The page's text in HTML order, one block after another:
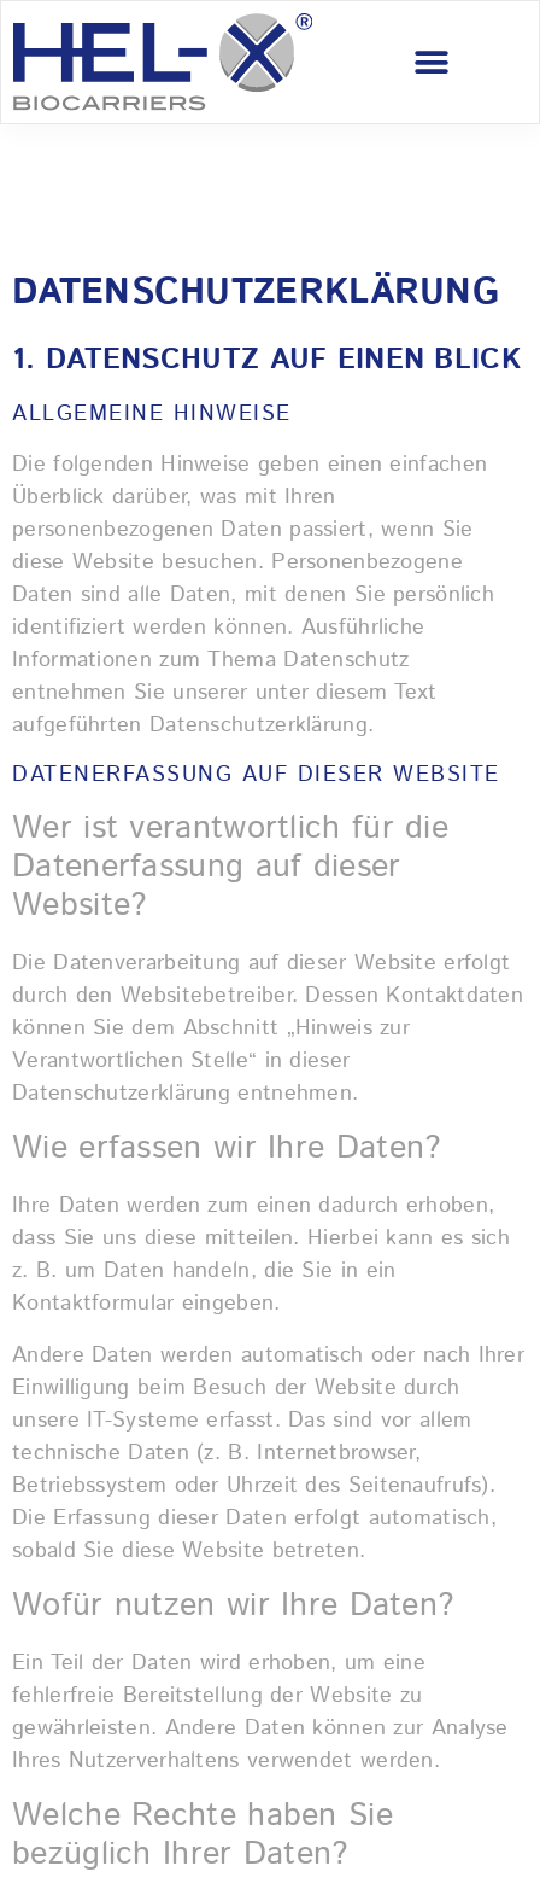
DATENSCHUTZ­ERKLÄRUNG
1. DATENSCHUTZ AUF EINEN BLICK
ALLGEMEINE HINWEISE
Die folgenden Hinweise geben einen einfachen
Überblick darüber, was mit Ihren
personenbezogenen Daten passiert, wenn Sie
diese Website besuchen. Personenbezogene
Daten sind alle Daten, mit denen Sie persönlich
identifiziert werden können. Ausführliche
Informationen zum Thema Datenschutz
entnehmen Sie unserer unter diesem Text
aufgeführten Datenschutzerklärung.
DATENERFASSUNG AUF DIESER WEBSITE
Wer ist verantwortlich für die
Datenerfassung auf dieser
Website?
Die Datenverarbeitung auf dieser Website erfolgt
durch den Websitebetreiber. Dessen Kontaktdaten
können Sie dem Abschnitt „Hinweis zur
Verantwortlichen Stelle“ in dieser
Datenschutzerklärung entnehmen.
Wie erfassen wir Ihre Daten?
Ihre Daten werden zum einen dadurch erhoben,
dass Sie uns diese mitteilen. Hierbei kann es sich
z. B. um Daten handeln, die Sie in ein
Kontaktformular eingeben.
Andere Daten werden automatisch oder nach Ihrer
Einwilligung beim Besuch der Website durch
unsere IT-Systeme erfasst. Das sind vor allem
technische Daten (z. B. Internetbrowser,
Betriebssystem oder Uhrzeit des Seitenaufrufs).
Die Erfassung dieser Daten erfolgt automatisch,
sobald Sie diese Website betreten.
Wofür nutzen wir Ihre Daten?
Ein Teil der Daten wird erhoben, um eine
fehlerfreie Bereitstellung der Website zu
gewährleisten. Andere Daten können zur Analyse
Ihres Nutzerverhaltens verwendet werden.
Welche Rechte haben Sie
bezüglich Ihrer Daten?